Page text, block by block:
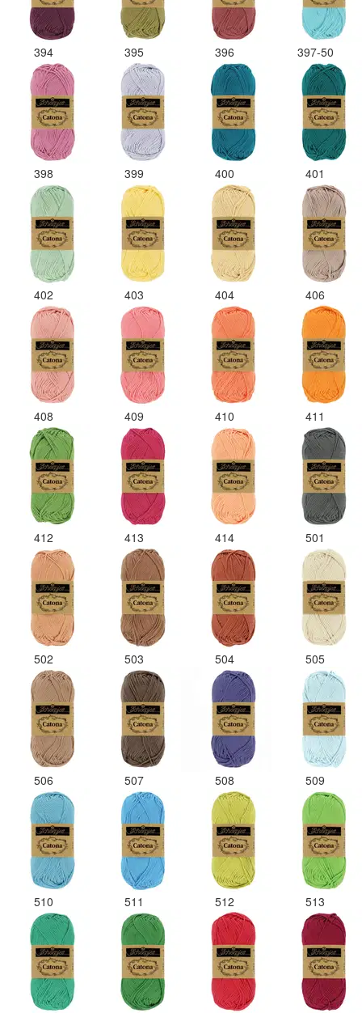
394 395 396 397-50
398 399 400 401
402 403 404 406
408 409 410 411
412 413 414 501
502 503 504 505
506 507 508 509
510 511 512 513